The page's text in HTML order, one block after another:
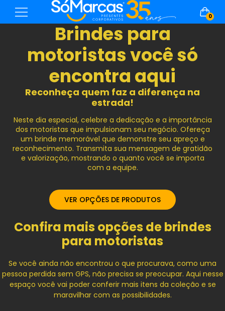
0
Brindes para
motoristas você só
encontra aqui
Reconheça quem faz a diferença na
estrada!
Neste dia especial, celebre a dedicação e a importância
dos motoristas que impulsionam seu negócio. Ofereça
um brinde memorável que demonstre seu apreço e
reconhecimento. Transmita sua mensagem de gratidão
e valorização, mostrando o quanto você se importa
com a equipe.
VER OPÇÕES DE PRODUTOS
Confira mais opções de brindes
para motoristas
Se você ainda não encontrou o que procurava, como uma
pessoa perdida sem GPS, não precisa se preocupar. Aqui nesse
espaço você vai poder conferir mais itens da coleção e se
maravilhar com as possibilidades.